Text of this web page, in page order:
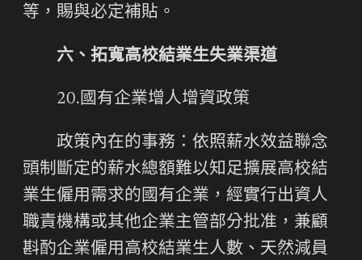
等，賜與必定補貼。
六、拓寬高校結業生失業渠道
20.國有企業增人增資政策
政策內在的事務：依照薪水效益聯念
頭制斷定的薪水總額難以知足擴展高校結
業生僱用需求的國有企業，經實行出資人
職責機構或其他企業主管部分批准，兼顧
斟酌企業僱用高校結業生人數、天然減員